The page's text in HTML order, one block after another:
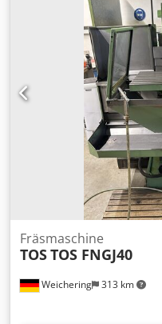
Weichering 313 km
Fräsmaschine
TOSTOS FNGJ40